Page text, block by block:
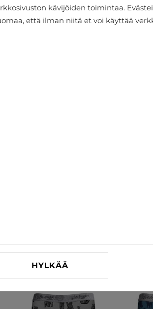
myymälästä
kävijöiden toimintaa.
että ilman niitä et voi käyttää
HYLKÄÄ